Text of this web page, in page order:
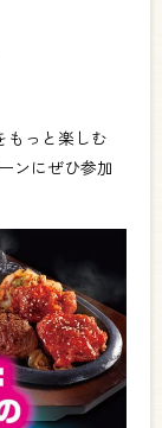
もっと楽しむ
ンにぜひ参加